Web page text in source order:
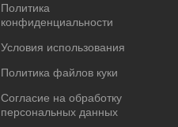
Политика
конфиденциальности
Условия использования
Политика файлов куки
Согласие на обработку
персональных данных